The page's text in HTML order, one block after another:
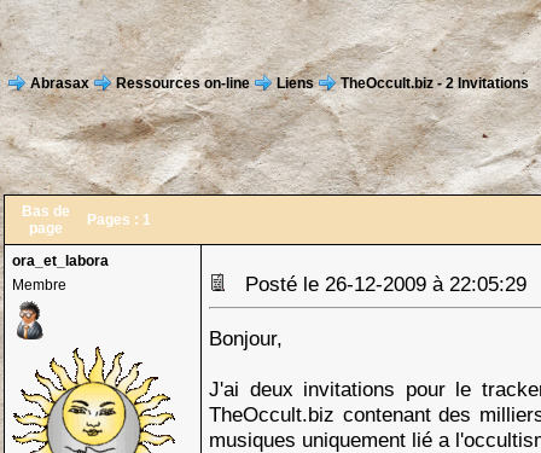
Abrasax Ressources on-line Liens TheOccult.biz - 2 Invitations
Bas de
page
Pages : 1
ora_et_labora
Membre
Posté le 26-12-2009 à
Bonjour,
J'ai deux invitations pour le
TheOccult.biz contenant des
musiques uniquement lié a